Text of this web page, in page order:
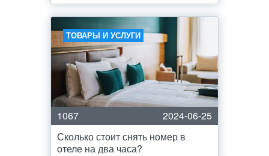
ТОВАРЫ И УСЛУГИ
1067
2024-06-25
Сколько стоит снять номер в
отеле на два часа?